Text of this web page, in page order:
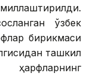
ўзбек
бирикмаси
ташкил